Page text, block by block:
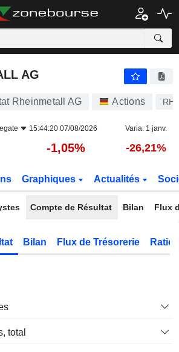
AG
Rheinmetall AG Actions
15:44:20 07/08/2026 Varia. 1 janv.
-1,05% -26,21%
Graphiques Actualités
Compte de Résultat Bilan Flux
Bilan Flux de Trésorerie
total